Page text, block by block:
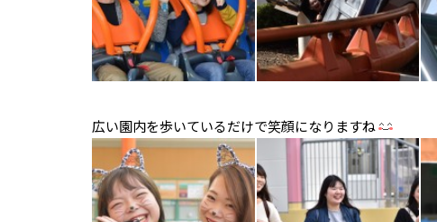
広い園内を歩いているだけで笑顔になりますね